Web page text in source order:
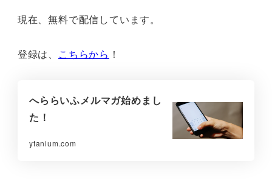
現在、無料で配信しています。
登録は、 こちらから ！
へららいふメルマガ始めまし
た！
ytanium.com